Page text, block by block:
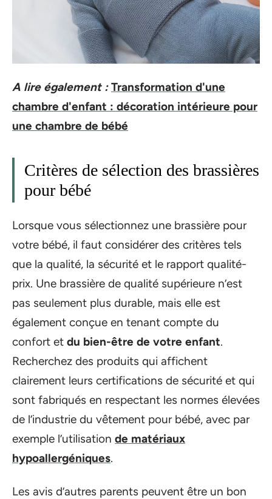
A lire également : Transformation d'une
chambre d'enfant : décoration intérieure pour
une chambre de bébé
Critères de sélection des brassières
pour bébé
Lorsque vous sélectionnez une brassière pour
votre bébé, il faut considérer des critères tels
que la qualité, la sécurité et le rapport qualité-
prix. Une brassière de qualité supérieure n’est
pas seulement plus durable, mais elle est
également conçue en tenant compte du
confort et du bien-être de votre enfant.
Recherchez des produits qui affichent
clairement leurs certifications de sécurité et qui
sont fabriqués en respectant les normes élevées
de l’industrie du vêtement pour bébé, avec par
exemple l’utilisation de matériaux
hypoallergéniques.
Les avis d’autres parents peuvent être un bon